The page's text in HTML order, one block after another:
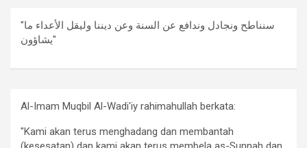
"سنناطح ونجادل وندافع عن السنة وعن ديننا وليقل الأعداء ما
يشاؤون"
Al-Imam Muqbil Al-Wadi'iy rahimahullah berkata:
"Kami akan terus menghadang dan membantah